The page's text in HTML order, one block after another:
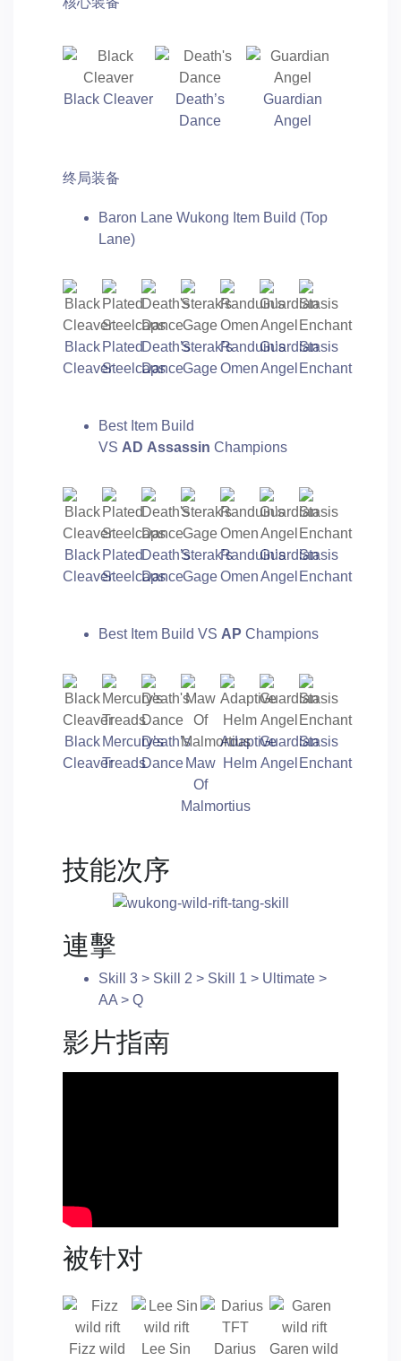
Black Cleaver
Death’s
Dance
Guardian
Angel
终局装备
Baron Lane Wukong Item Build (Top
Lane)
Black
Cleaver
Plated
Steelcaps
Death’s
Dance
Sterak’s
Gage
Randuin’s
Omen
Guardian
Angel
Stasis
Enchant
Best Item Build
VS AD Assassin Champions
Black
Cleaver
Plated
Steelcaps
Death’s
Dance
Sterak’s
Gage
Randuin’s
Omen
Guardian
Angel
Stasis
Enchant
Best Item Build VS AP Champions
Black
Cleaver
Mercury’s
Treads
Death’s
Dance Maw
Of
Malmortius
Adaptive
Helm
Guardian
Angel
Stasis
Enchant
技能次序
連擊
Skill 3 > Skill 2 > Skill 1 > Ultimate >
AA > Q
影片指南
被针对
Fizz wild
Lee Sin
Darius
Garen wild